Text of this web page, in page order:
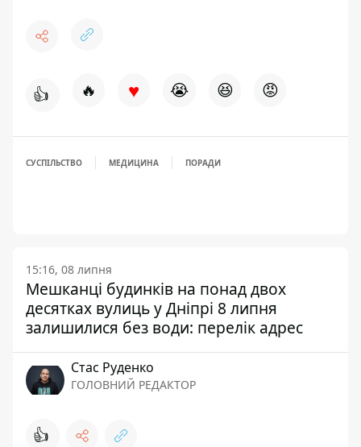
👍 🔥 ♥ 😭 😆 😡
СУСПІЛЬСТВО МЕДИЦИНА ПОРАДИ
15:16, 08 липня
Мешканці будинків на понад двох
десятках вулиць у Дніпрі 8 липня
залишилися без води: перелік адрес
Стас Руденко
ГОЛОВНИЙ РЕДАКТОР
👍